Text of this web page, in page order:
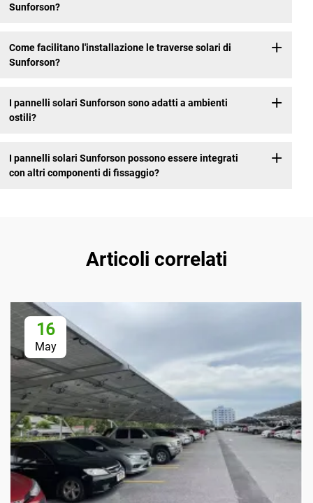
Sunforson?
Come facilitano l'installazione le traverse solari di
Sunforson?
I pannelli solari Sunforson sono adatti a ambienti
ostili?
I pannelli solari Sunforson possono essere integrati
con altri componenti di fissaggio?
Articoli correlati
16
May